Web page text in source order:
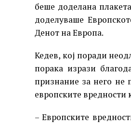
беше доделана
доделуваше
Денот на Европа.
Кедев, кој поради
порака изрази
признание за него не
европските вредности
– Европските